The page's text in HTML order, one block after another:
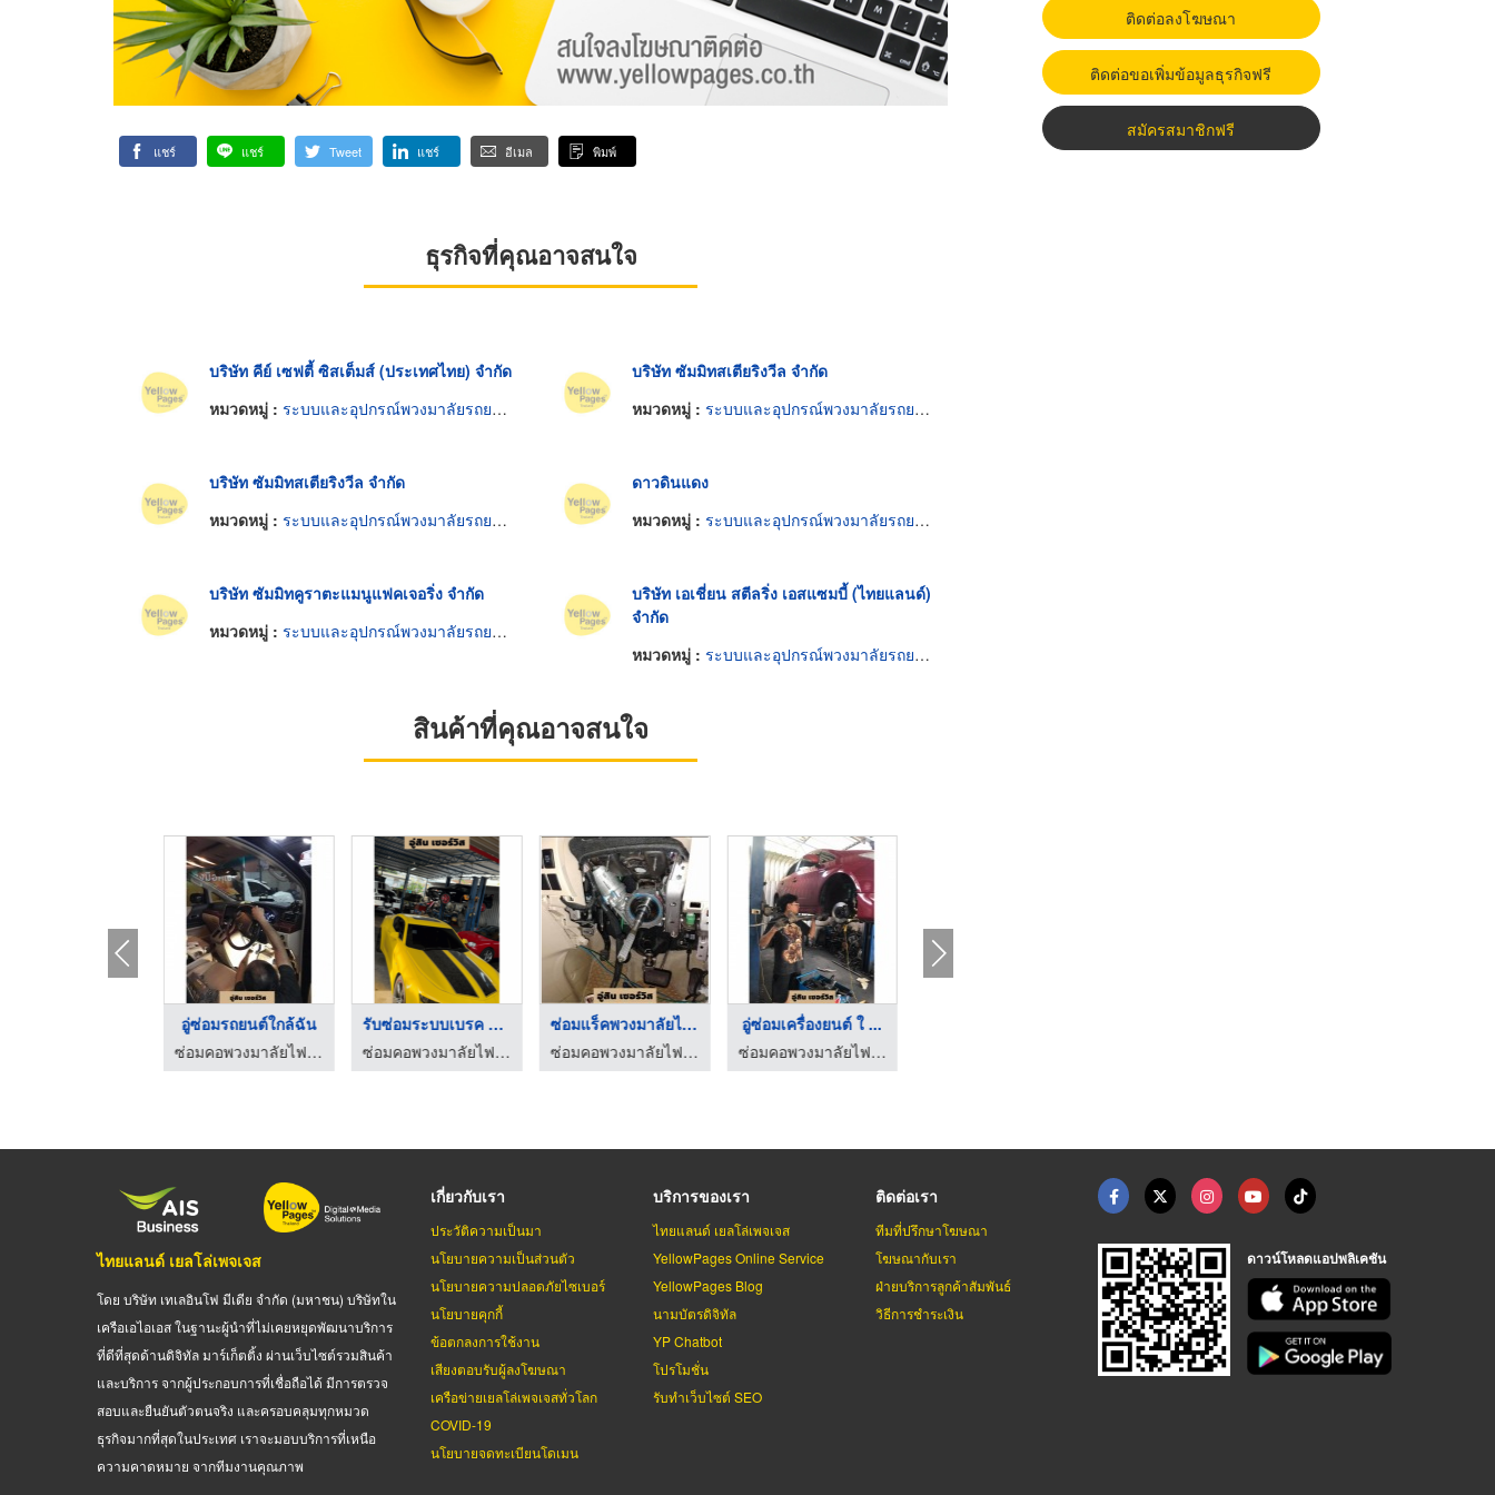
แชร์ แชร์ Tweet แชร์ อีเมล พิมพ์
ธุรกิจที่คุณอาจสนใจ
บริษัท คีย์ เซฟตี้ ซิสเต็มส์ (ประเทศไทย) จำกัด
หมวดหมู่ : ระบบและอุปกรณ์พวงมาลัยรถยนต์
บริษัท ซัมมิทสเตียริงวีล จำกัด
หมวดหมู่ : ระบบและอุปกรณ์พวงมาลัยรถยนต์
บริษัท ซัมมิทสเตียริงวีล จำกัด
หมวดหมู่ : ระบบและอุปกรณ์พวงมาลัยรถยนต์
ดาวดินแดง
หมวดหมู่ : ระบบและอุปกรณ์พวงมาลัยรถยนต์
บริษัท ซัมมิทคูราตะแมนูแฟคเจอริ่ง จำกัด
หมวดหมู่ : ระบบและอุปกรณ์พวงมาลัยรถยนต์
บริษัท เอเชี่ยน สตีลริ่ง เอสแซมบี้ (ไทยแลนด์)
จำกัด
หมวดหมู่ : ระบบและอุปกรณ์พวงมาลัยรถยนต์
สินค้าที่คุณอาจสนใจ
อู่ซ่อมรถยนต์ใกล้ฉัน
ซ่อมคอพวงมาลัยไฟฟ้า - อู่สิน เซอร์วิส
รับซ่อมระบบเบรค ABS
ซ่อมคอพวงมาลัยไฟฟ้า - อู่สิน เซอร์วิส
ซ่อมแร็คพวงมาลัยไฟฟ้ ...
ซ่อมคอพวงมาลัยไฟฟ้า - อู่สิน เซอร์วิส
อู่ซ่อมเครื่องยนต์ ใ ...
ซ่อมคอพวงมาลัยไฟฟ้า - อู่สิน เซอร์วิส
ติดต่อลงโฆษณา
ติดต่อขอเพิ่มข้อมูลธุรกิจฟรี
สมัครสมาชิกฟรี
ไทยแลนด์ เยลโล่เพจเจส
โดย บริษัท เทเลอินโฟ มีเดีย จำกัด (มหาชน) บริษัทใน
เครือเอไอเอส ในฐานะผู้นำที่ไม่เคยหยุดพัฒนาบริการ
ที่ดีที่สุดด้านดิจิทัล มาร์เก็ตติ้ง ผ่านเว็บไซต์รวมสินค้า
และบริการ จากผู้ประกอบการที่เชื่อถือได้ มีการตรวจ
สอบและยืนยันตัวตนจริง และครอบคลุมทุกหมวด
ธุรกิจมากที่สุดในประเทศ เราจะมอบบริการที่เหนือ
ความคาดหมาย จากทีมงานคุณภาพ
เกี่ยวกับเรา
ประวัติความเป็นมา
นโยบายความเป็นส่วนตัว
นโยบายความปลอดภัยไซเบอร์
นโยบายคุกกี้
ข้อตกลงการใช้งาน
เสียงตอบรับผู้ลงโฆษณา
เครือข่ายเยลโล่เพจเจสทั่วโลก
COVID-19
นโยบายจดทะเบียนโดเมน
บริการของเรา
ไทยแลนด์ เยลโล่เพจเจส
YellowPages Online Service
YellowPages Blog
นามบัตรดิจิทัล
YP Chatbot
โปรโมชั่น
รับทำเว็บไซต์ SEO
ติดต่อเรา
ทีมที่ปรึกษาโฆษณา
โฆษณากับเรา
ฝ่ายบริการลูกค้าสัมพันธ์
วิธีการชำระเงิน
ดาวน์โหลดแอปพลิเคชัน